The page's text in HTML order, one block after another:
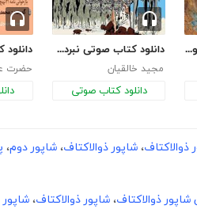
دانلود کتاب صوتی کوروش بزرگ مرد خوشنام تاریخ دانلود کتاب صوتی نبردهای کوروش بزرگ
مجید خالقیان
دانلود کتاب صوتی
حضرت
، شاپور ذوالاکتاف، شاپور دوم،
ذوالاکتاف، شاپور ذوالاکتاف،